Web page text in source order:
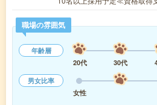
職場の雰囲気
年齢層
20代
30代
男女比率
女性